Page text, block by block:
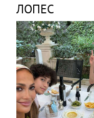
ЛОПЕС